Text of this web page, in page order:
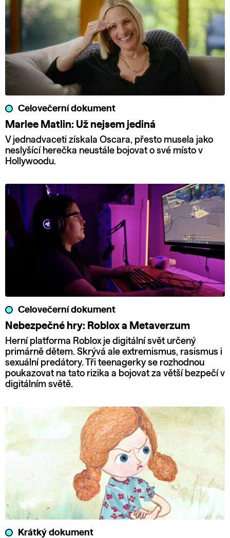
Celovečerní dokument
Marlee Matlin: Už nejsem jediná
V jednadvaceti získala Oscara, přesto musela jako
neslyšící herečka neustále bojovat o své místo v
Hollywoodu.
Celovečerní dokument
Nebezpečné hry: Roblox a Metaverzum
Herní platforma Roblox je digitální svět určený
primárně dětem. Skrývá ale extremismus, rasismus i
sexuální predátory. Tři teenagerky se rozhodnou
poukazovat na tato rizika a bojovat za větší bezpečí v
digitálním světě.
Krátký dokument